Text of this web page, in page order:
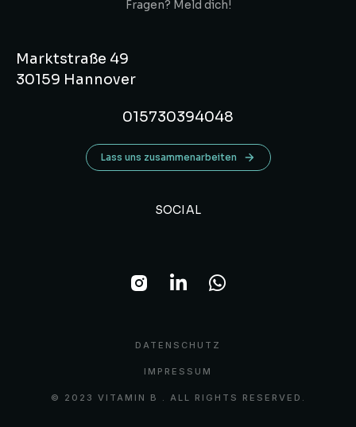
Fragen? Meld dich!
Marktstraße 49
30159 Hannover
015730394048
Lass uns zusammenarbeiten
SOCIAL
© 2023 VITAMIN B . ALL RIGHTS RESERVED.
DATENSCHUTZ
IMPRESSUM